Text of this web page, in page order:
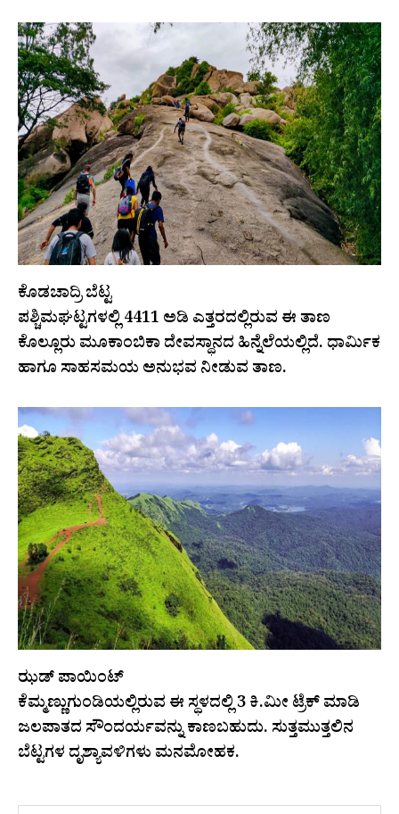
ಕೊಡಚಾದ್ರಿ ಬೆಟ್ಟ
ಪಶ್ಚಿಮಘಟ್ಟಗಳಲ್ಲಿ 4411 ಅಡಿ ಎತ್ತರದಲ್ಲಿರುವ ಈ ತಾಣ
ಕೊಲ್ಲೂರು ಮೂಕಾಂಬಿಕಾ ದೇವಸ್ಥಾನದ ಹಿನ್ನೆಲೆಯಲ್ಲಿದೆ. ಧಾರ್ಮಿಕ
ಹಾಗೂ ಸಾಹಸಮಯ ಅನುಭವ ನೀಡುವ ತಾಣ.
ಝಡ್ ಪಾಯಿಂಟ್
ಕೆಮ್ಮಣ್ಣುಗುಂಡಿಯಲ್ಲಿರುವ ಈ ಸ್ಥಳದಲ್ಲಿ 3 ಕಿ.ಮೀ ಟ್ರೆಕ್ ಮಾಡಿ
ಜಲಪಾತದ ಸೌಂದರ್ಯವನ್ನು ಕಾಣಬಹುದು. ಸುತ್ತಮುತ್ತಲಿನ
ಬೆಟ್ಟಗಳ ದೃಶ್ಯಾವಳಿಗಳು ಮನಮೋಹಕ.